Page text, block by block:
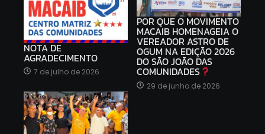
NOTA DE
AGRADECIMENTO
7 de julho de 2026
POR QUE O MOVIMENTO
MACAIB HOMENAGEIA O
VEREADOR ASTRO DE
OGUM NA EDIÇÃO 2026
DO SÃO JOÃO DAS
COMUNIDADES
29 de junho de 2026